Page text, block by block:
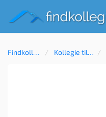
Findkollegie Kollegie til leje